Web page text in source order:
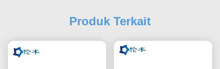
Produk Terkait